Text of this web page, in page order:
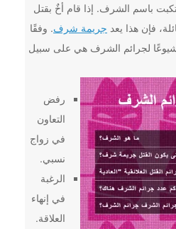
باسم الشرف. إذا قام أخٌ بقتل
فإن هذا يعد جريمة شرف. وفقًا
شيوعًا لجرائم الشرف هي على سبيل
رفض
التعاون
في زواج
نسبي.
الرغبة
في إنهاء
العلاقة.